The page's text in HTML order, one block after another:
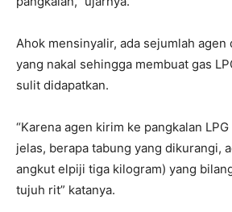
Ahok mensinyalir, ada sejumlah agen
yang nakal sehingga membuat gas
sulit didapatkan.
“Karena agen kirim ke pangkalan
jelas, berapa tabung yang dikurangi,
angkut elpiji tiga kilogram) yang
tujuh rit” katanya.